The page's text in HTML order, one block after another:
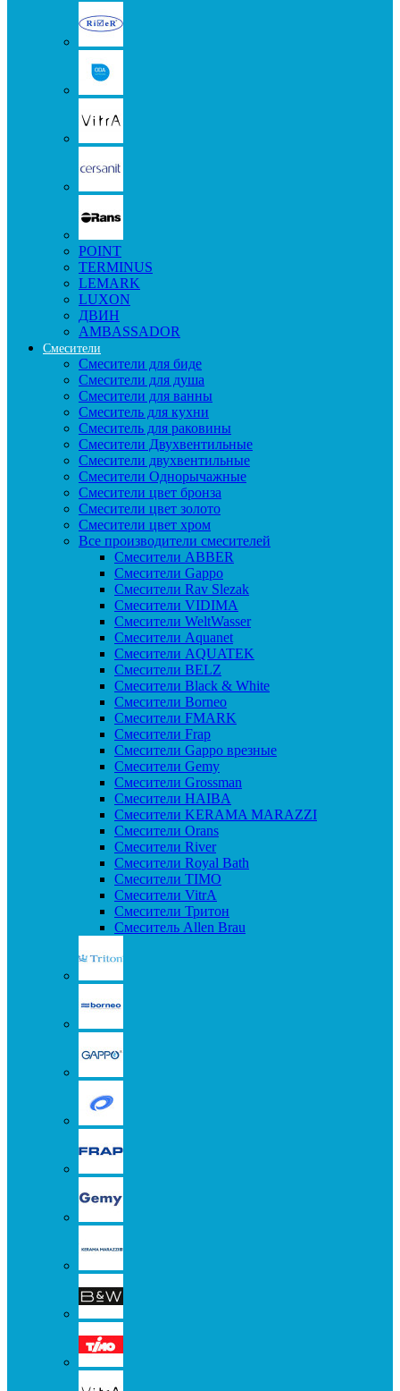
POINT
TERMINUS
LEMARK
LUXON
ДВИН
AMBASSADOR
Смесители
Смесители для биде
Смесители для душа
Смесители для ванны
Смеситель для кухни
Смеситель для раковины
Смесители Двухвентильные
Смесители двухвентильные
Смесители Однорычажные
Смесители цвет бронза
Смесители цвет золото
Смесители цвет хром
Все производители смесителей
Cмесители ABBER
Cмесители Gappo
Cмесители Rav Slezak
Cмесители VIDIMA
Cмесители WeltWasser
Смесители Aquanet
Смесители AQUATEK
Смесители BELZ
Смесители Black & White
Смесители Borneo
Смесители FMARK
Смесители Frap
Смесители Gappo врезные
Смесители Gemy
Смесители Grossman
Смесители HAIBA
Смесители KERAMA MARAZZI
Смесители Orans
Смесители River
Смесители Royal Bath
Смесители TIMO
Смесители VitrA
Смесители Тритон
Смеситель Allen Brau